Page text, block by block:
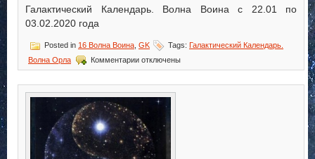
Галактический Календарь. Волна Воина с 22.01 по
03.02.2020 года
Posted in 16 Волна Воина GK Tags: Галактический Календарь.
Волна Орла
Комментариик
записи
Календарь.
Волна
Воина
отключены